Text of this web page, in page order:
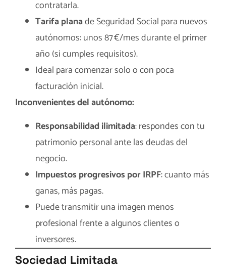
contratarla.
Tarifa planade Seguridad Social para nuevos
autónomos: unos 87 €/mes durante el primer
año (si cumples requisitos).
Ideal para comenzar solo o con poca
facturación inicial.
Inconvenientes del autónomo:
Responsabilidad ilimitada: respondes con tu
patrimonio personal ante las deudas del
negocio.
Impuestos progresivos por IRPF: cuanto más
ganas, más pagas.
Puede transmitir una imagen menos
profesional frente a algunos clientes o
inversores.
Sociedad Limitada